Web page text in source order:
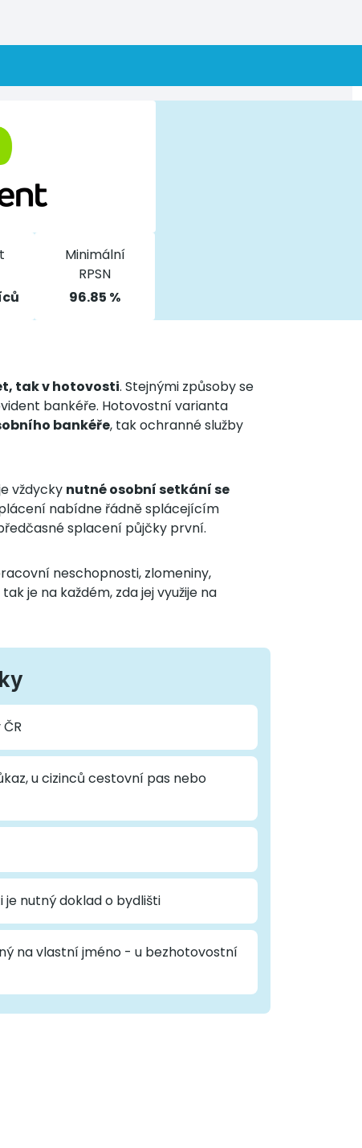
Minimální
RPSN
96.85 %
tak v hotovosti. Stejnými způsoby se
bankéře. Hotovostní varianta
bankéře, tak ochranné služby
vždycky nutné osobní setkání se
nabídne řádně splácejícím
splacení půjčky první.
neschopnosti, zlomeniny,
je na každém, zda jej využije na
u cizinců cestovní pas nebo
nutný doklad o bydlišti
na vlastní jméno - u bezhotovostní